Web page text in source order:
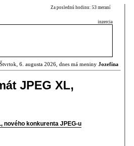
Za poslednú hodinu: 53 meraní
inzercia
Štvrtok, 6. augusta 2026, dnes má meniny Jozefína
JPEG XL,
nového konkurenta JPEG-u